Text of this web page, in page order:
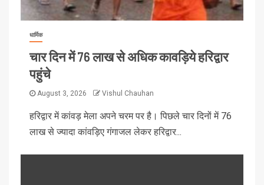
धार्मिक
चार दिन में 76 लाख से अधिक कावड़िये हरिद्वार
पहुंचे
August 3, 2026 Vishul Chauhan
हरिद्वार में कांवड़ मेला अपने चरम पर है। पिछले चार दिनों में 76
लाख से ज्यादा कांवड़िए गंगाजल लेकर हरिद्वार...